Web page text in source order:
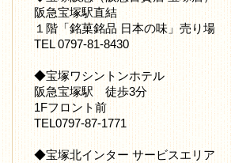
阪急宝塚駅直結
１階「銘菓銘品 日本の味」売り場
TEL 0797-81-8430
◆宝塚ワシントンホテル
阪急宝塚駅 徒歩3分
1Fフロント前
TEL0797-87-1771
◆宝塚北インター サービスエリア